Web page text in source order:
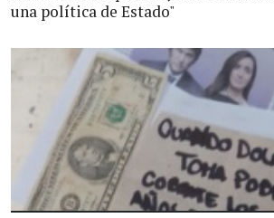
una política de Estado"